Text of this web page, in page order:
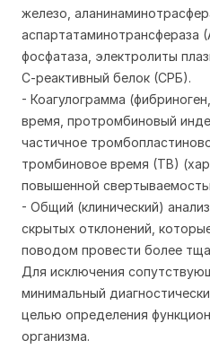
железо,
аспартатаминотрансфераза
фосфатаза, электролиты
С-реактивный белок (СРБ).
- Коагулограмма
время, протромбиновый
частичное
тромбиновое время (ТВ)
повышенной
- Общий (клинический)
скрытых отклонений,
поводом провести более
Для исключения
минимальный
целью определения
организма.